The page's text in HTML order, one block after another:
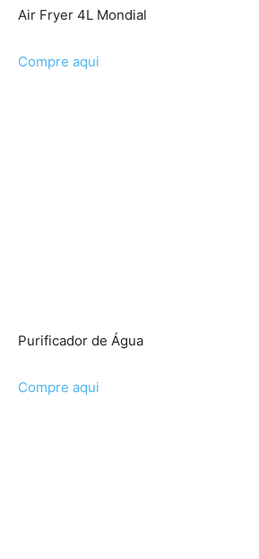
Air Fryer 4L Mondial
Compre aqui
Purificador de Água
Compre aqui